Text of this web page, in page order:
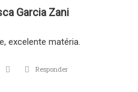
Garcia Zani
excelente matéria.
Responder